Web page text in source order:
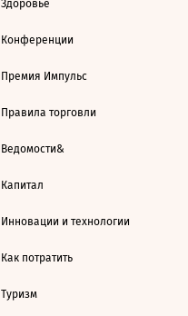
Здоровье
Конференции
Премия Импульс
Правила торговли
Ведомости&
Капитал
Инновации и технологии
Как потратить
Туризм